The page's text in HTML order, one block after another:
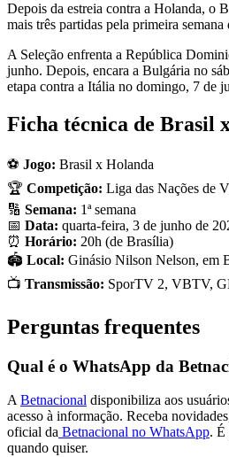
Depois da estreia contra a Holanda, o
mais três partidas pela primeira semana
A Seleção enfrenta a República
junho. Depois, encara a Bulgária no
etapa contra a Itália no domingo, 7 de
Ficha técnica de Brasil
⚽ Jogo: Brasil x Holanda
🏆 Competição: Liga das Nações de
🔢 Semana: 1ª semana
📅 Data: quarta-feira, 3 de junho de
⏰ Horário: 20h (de Brasília)
🏟️ Local: Ginásio Nilson Nelson, em
📺 Transmissão: SporTV 2, VBTV,
Perguntas frequentes
Qual é o WhatsApp da
ABetnacional disponibiliza aos
acesso à informação. Receba
oficial da Betnacional no WhatsApp. É
quando quiser.